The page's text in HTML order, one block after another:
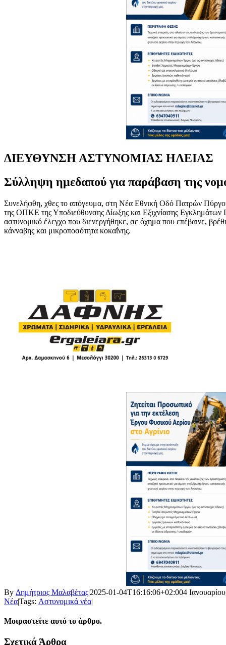
ΔΙΕΥΘΥΝΣΗ ΑΣΤΥΝΟΜΙΑΣ ΗΛΕΙΑΣ
Σύλληψη ημεδαπού για παράβαση της
Συνελήφθη, χθες το απόγευμα, στη Νέα Εθνική Οδό Πατρών
της ΟΠΚΕ της Υποδιεύθυνσης Δίωξης και Εξιχνίασης Εγκλημάτων
αστυνομικό έλεγχο που διενεργήθηκε, σε όχημα που επέβαινε,
κάνναβης και μικροποσότητα κοκαΐνης.
By Δημήτριος Μαλαβέτας|2025-01-04T16:16:06+02:004
Νέα|Tags: Αστυνομικά νέα|
Μοιραστείτε αυτό το άρθρο.
Facebook
X
LinkedIn
WhatsApp
Email
Σχετικά Άρθρα